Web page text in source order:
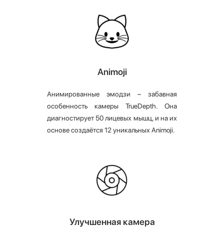
Animoji
Анимированные эмодзи – забавная
особенность камеры TrueDepth. Она
диагностирует 50 лицевых мышц, и на их
основе создаётся 12 уникальных Animoji.
Улучшенная камера